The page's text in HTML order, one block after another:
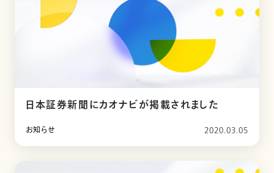
日本証券新聞にカオナビが掲載されました
お知らせ 2020.03.05